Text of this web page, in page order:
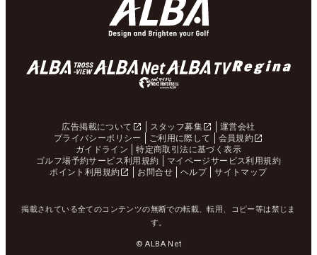
広告掲載について スタッフ募集
運営会社
プライバシーポリシー
ご利用に際して
会員規約
ガイドライン
特定商取引法に基づく表示
ゴルフ場予約サービス利用規約
マイページサービス利用規約
ポイント利用規約
お問合せ ヘルプ サイトマップ
掲載されている全てのコンテンツの無断での転載、転用、コピー等は禁じま
す。
© ALBA Net